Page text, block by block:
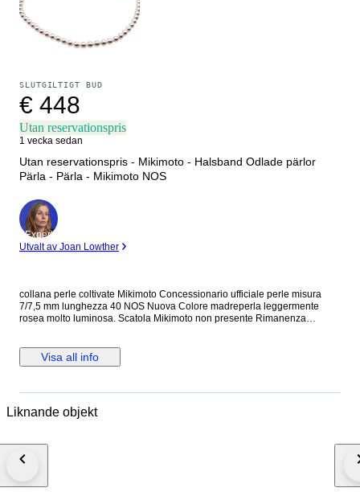
SLUTGILTIGT BUD
€ 448
Utan reservationspris
1 vecka sedan
Utan reservationspris - Mikimoto - Halsband Odlade pärlor
Pärla - Pärla - Mikimoto NOS
Expert
Utvalt av Joan Lowther
collana perle coltivate Mikimoto Concessionario ufficiale perle misura
7/7,5 mm lunghezza 40 NOS Nuova Colore madreperla leggermente
rosea molto luminosa. Scatola Mikimoto non presente Rimanenza
Visa all info
Liknande objekt